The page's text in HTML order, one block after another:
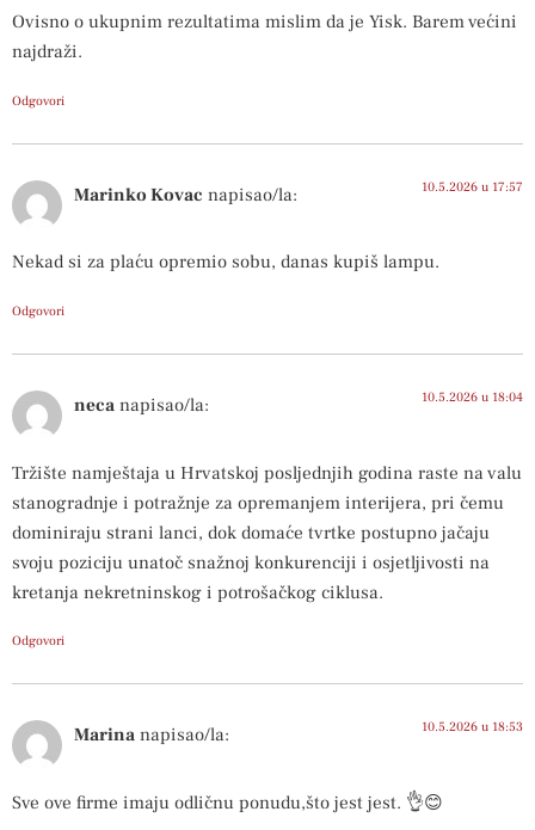
Ovisno o ukupnim rezultatima mislim da je Yisk. Barem većini
najdraži.
Odgovori
Marinko Kovac napisao/la: 10.5.2026 u 17:57
Nekad si za plaću opremio sobu, danas kupiš lampu.
Odgovori
neca napisao/la: 10.5.2026 u 18:04
Tržište namještaja u Hrvatskoj posljednjih godina raste na valu
stanogradnje i potražnje za opremanjem interijera, pri čemu
dominiraju strani lanci, dok domaće tvrtke postupno jačaju
svoju poziciju unatoč snažnoj konkurenciji i osjetljivosti na
kretanja nekretninskog i potrošačkog ciklusa.
Odgovori
Marina napisao/la: 10.5.2026 u 18:53
Sve ove firme imaju odličnu ponudu,što jest jest. 👌😊